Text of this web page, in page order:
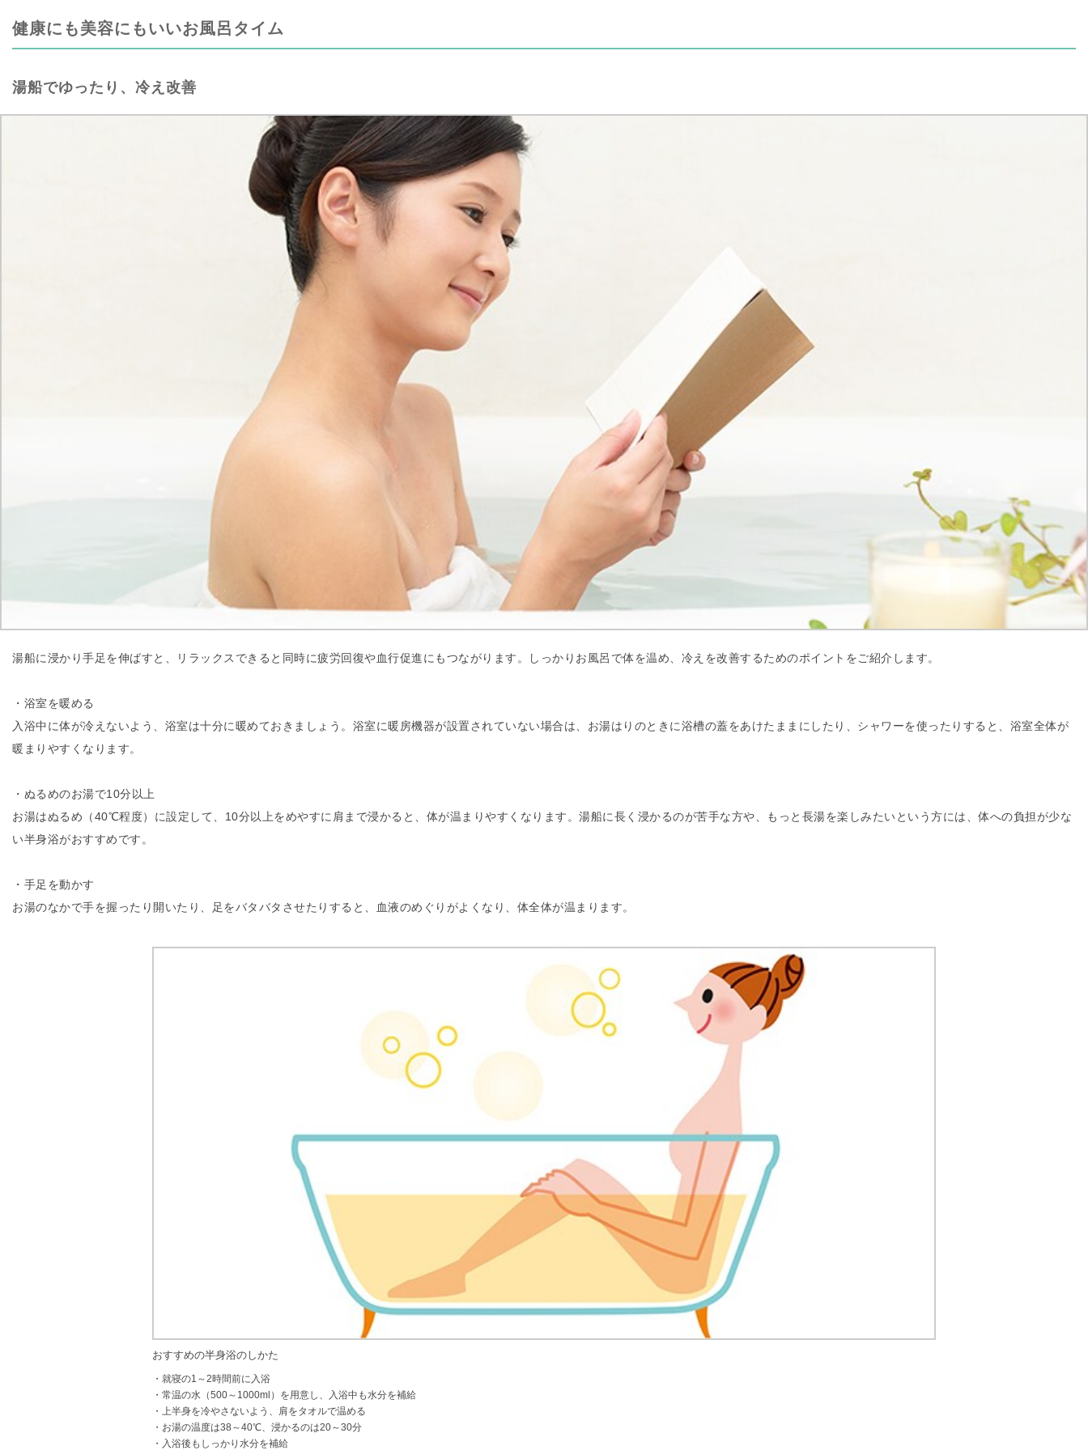
健康にも美容にもいいお風呂タイム
湯船でゆったり、冷え改善
湯船に浸かり手足を伸ばすと、リラックスできると同時に疲労回復や血行促進にもつながります。しっかりお風呂で体を温め、冷えを改善するためのポイントをご紹介します。
・浴室を暖める
入浴中に体が冷えないよう、浴室は十分に暖めておきましょう。浴室に暖房機器が設置されていない場合は、お湯はりのときに浴槽の蓋をあけたままにしたり、シャワーを使ったりすると、浴室全体が
暖まりやすくなります。
・ぬるめのお湯で10分以上
お湯はぬるめ（40℃程度）に設定して、10分以上をめやすに肩まで浸かると、体が温まりやすくなります。湯船に長く浸かるのが苦手な方や、もっと長湯を楽しみたいという方には、体への負担が少な
い半身浴がおすすめです。
・手足を動かす
お湯のなかで手を握ったり開いたり、足をバタバタさせたりすると、血液のめぐりがよくなり、体全体が温まります。
おすすめの半身浴のしかた
・就寝の1～2時間前に入浴
・常温の水（500～1000ml）を用意し、入浴中も水分を補給
・上半身を冷やさないよう、肩をタオルで温める
・お湯の温度は38～40℃、浸かるのは20～30分
・入浴後もしっかり水分を補給